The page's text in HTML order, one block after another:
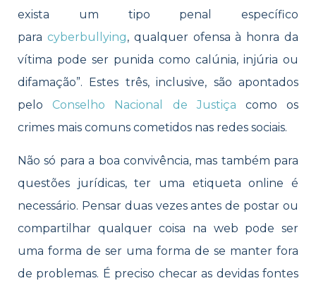
exista um tipo penal específico
para cyberbullying, qualquer ofensa à honra da
vítima pode ser punida como calúnia, injúria ou
difamação”. Estes três, inclusive, são apontados
pelo Conselho Nacional de Justiça como os
crimes mais comuns cometidos nas redes sociais.
Não só para a boa convivência, mas também para
questões jurídicas, ter uma etiqueta online é
necessário. Pensar duas vezes antes de postar ou
compartilhar qualquer coisa na web pode ser
uma forma de ser uma forma de se manter fora
de problemas. É preciso checar as devidas fontes